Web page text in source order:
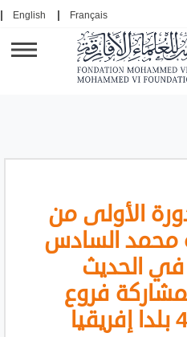
Français
English
الأولى من
السادس
في الحديث
فروع